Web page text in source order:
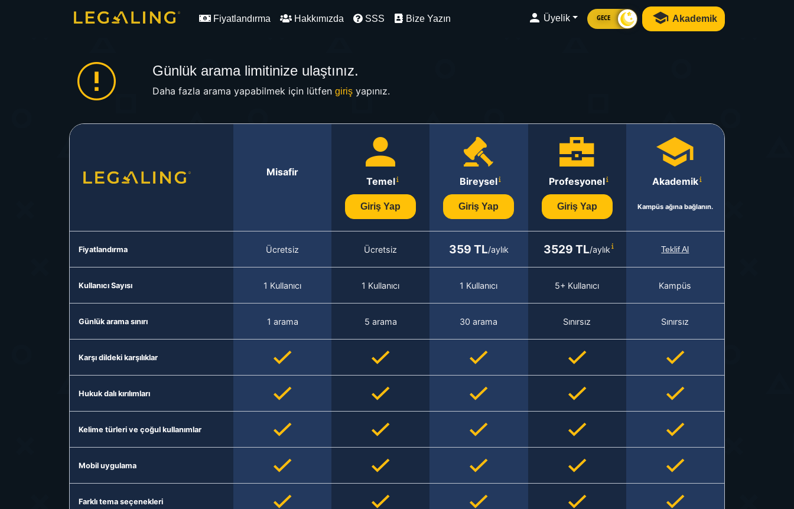
Fiyatlandırma Hakkımızda SSS Bize Yazın Üyelik GECE Akademik
Günlük arama limitinize ulaştınız.
Daha fazla arama yapabilmek için lütfen girişyapınız.
Misafir
Temel
Giriş Yap
Bireysel
Giriş Yap
Profesyonel
Giriş Yap
Akademik
Kampüs ağına bağlanın.
Fiyatlandırma Ücretsiz Ücretsiz 359 TL/aylık 3529 TL/aylık Teklif Al
Kullanıcı Sayısı 1 Kullanıcı 1 Kullanıcı 1 Kullanıcı 5+ Kullanıcı Kampüs
Günlük arama sınırı 1 arama 5 arama 30 arama Sınırsız Sınırsız
Karşı dildeki karşılıklar
Hukuk dalı kırılımları
Kelime türleri ve çoğul kullanımlar
Mobil uygulama
Farklı tema seçenekleri